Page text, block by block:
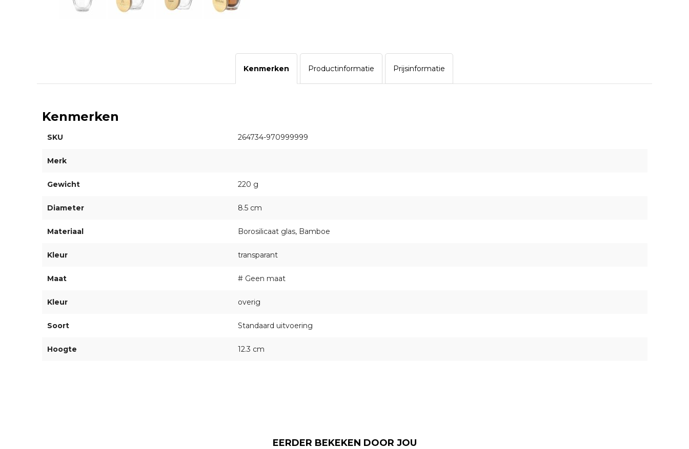
Kenmerken Productinformatie Prijsinformatie
Kenmerken
SKU 264734-970999999
Merk
Gewicht 220 g
Diameter 8.5 cm
Materiaal Borosilicaat glas, Bamboe
Kleur transparant
Maat # Geen maat
Kleur overig
Soort Standaard uitvoering
Hoogte 12.3 cm
EERDER BEKEKEN DOOR JOU